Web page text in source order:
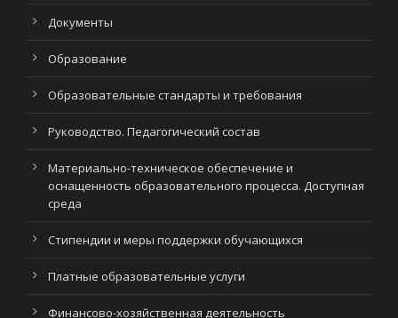
Документы
Образование
Образовательные стандарты и требования
Руководство. Педагогический состав
Материально-техническое обеспечение и
оснащенность образовательного процесса. Доступная
среда
Стипендии и меры поддержки обучающихся
Платные образовательные услуги
Финансово-хозяйственная деятельность